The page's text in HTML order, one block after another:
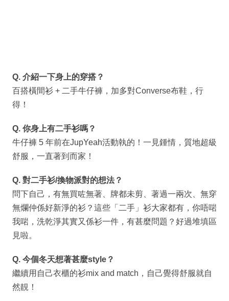
Q. 介紹一下身上的穿搭？
百搭橫間衫 + 二手牛仔褲，加多對Converse布鞋，行
得！
Q. 你身上有二手衫嗎？
牛仔褲 5 年前在JupYeah活動執的！一見鍾情，質地超級
舒服，一直著到而家！
Q. 對二手衫/換物派對的想法？
問下自己，有無買咗無著、牌都未剪、著過一兩次、無穿
無爛仲係好新淨的衫？這些「二手」衫大家都有，你唔啱
我啱，洗乾淨其實又係衫一件，有甚麼問題？好過堆填區
見啦。
Q. 今個冬天想著甚麼style？
繼續用自己衣櫃的衫mix and match，自己覺得舒服就自
然靚！